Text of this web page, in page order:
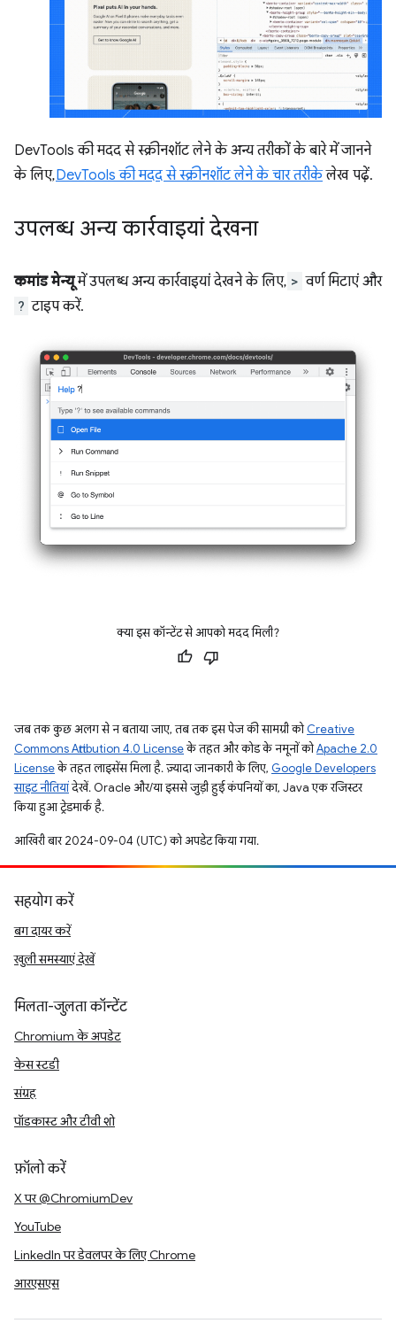
DevTools की मदद से स्क्रीनशॉट लेने के अन्य तरीकों के बारे में जानने
के लिए,DevTools की मदद से स्क्रीनशॉट लेने के चार तरीकेलेख पढ़ें.
उपलब्ध अन्य कार्रवाइयां देखना
कमांड मेन्यूमें उपलब्ध अन्य कार्रवाइयां देखने के लिए, > वर्ण मिटाएं और
? टाइप करें.
क्या इस कॉन्टेंट से आपको मदद मिली?
जब तक कुछ अलग से न बताया जाए, तब तक इस पेज की सामग्री कोCreative
Commons Attribution 4.0 Licenseके तहत और कोड के नमूनों कोApache 2.0
Licenseके तहत लाइसेंस मिला है. ज़्यादा जानकारी के लिए, Google Developers
साइट नीतियांदेखें. Oracle और/या इससे जुड़ी हुई कंपनियों का, Java एक रजिस्टर
किया हुआ ट्रेडमार्क है.
आखिरी बार 2024-09-04 (UTC) को अपडेट किया गया.
सहयोग करें
बग दायर करें
खुली समस्याएं देखें
मिलता-जुलता कॉन्टेंट
Chromium के अपडेट
केस स्टडी
संग्रह
पॉडकास्ट और टीवी शो
फ़ॉलो करें
X पर @ChromiumDev
YouTube
LinkedIn पर डेवलपर के लिए Chrome
आरएसएस